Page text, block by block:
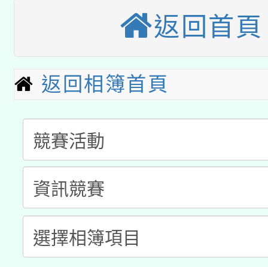
用水績優單位及節水達
動」
桃園市孔廟祈福系列
2026年桃園地景藝術
本校115學年度第2次
招甄選結果公告(無人
適應運動共學行動站研
本館辦理115年度閱讀
暨閱讀推動專業研習
科技賦能─人工智慧
礎課程
A3數位素養講師名單
「數位內容與教學軟體
pilot」
有關大陸委員會函釋公
薪期間赴陸應申請許可
轉知經濟部水利署委託
返回首頁
返回相簿首頁